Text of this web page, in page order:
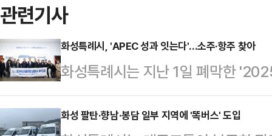
관련기사
화성특례시, 'APEC 성과 잇는다'...소주·항주 찾아
화성특례시는 지난 1일 폐막한
된 한중 관계를 활성화시키기 위해
방문했다고 9일까지 밝혔다.화성
화성 팔탄·향남·봉담 일부 지역에 '똑버스' 도입